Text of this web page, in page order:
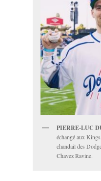
PIERRE-LUC
échangé aux
chandail des
Chavez Ravine.